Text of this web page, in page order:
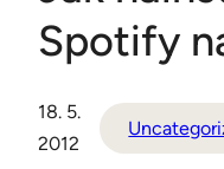
Spotify
18. 5.
2012